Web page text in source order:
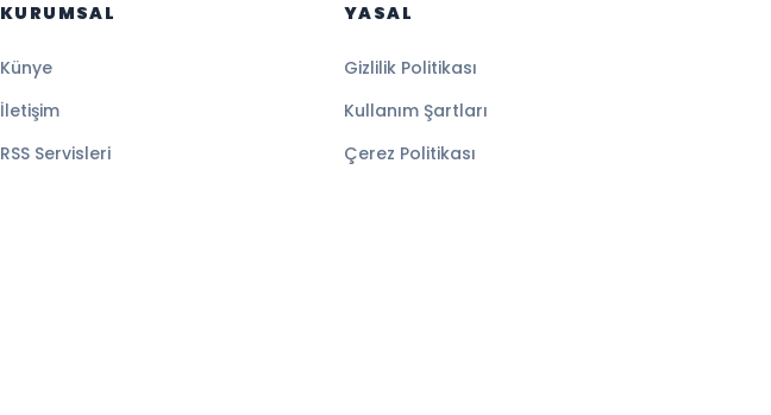
KURUMSAL
Künye
İletişim
RSS Servisleri
YASAL
Gizlilik Politikası
Kullanım Şartları
Çerez Politikası